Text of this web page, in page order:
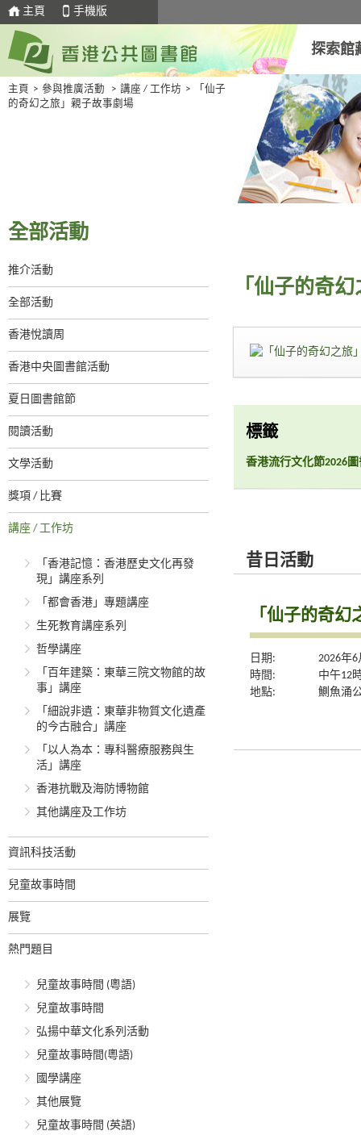
主頁 手機版
探索館
主頁 > 參與推廣活動 > 講座 / 工作坊 >
「仙子
的奇幻之旅」親子故事劇場
全部活動
推介活動
全部活動
香港悅讀周
香港中央圖書館活動
夏日圖書館節
閱讀活動
文學活動
獎項 / 比賽
講座 / 工作坊
「香港記憶：香港歷史文化再發
現」講座系列
「都會香港」專題講座
生死教育講座系列
哲學講座
「百年建築：東華三院文物館的故
事」講座
「細說非遺：東華非物質文化遺產
的今古融合」講座
「以人為本：專科醫療服務與生
活」講座
香港抗戰及海防博物館
其他講座及工作坊
資訊科技活動
兒童故事時間
展覽
熱門題目
兒童故事時間 (粵語)
兒童故事時間
弘揚中華文化系列活動
兒童故事時間(粵語)
國學講座
其他展覽
兒童故事時間 (英語)
「仙子的奇
標籤
香港流行文化節2026
昔日活動
「仙子的奇
日期:
2026年
時間:
中午12
地點:
鰂魚涌